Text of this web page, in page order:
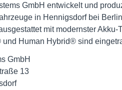
GmbH entwickelt und
in Hennigsdorf bei
mit modernster
Human Hybrid® sind
GmbH
13